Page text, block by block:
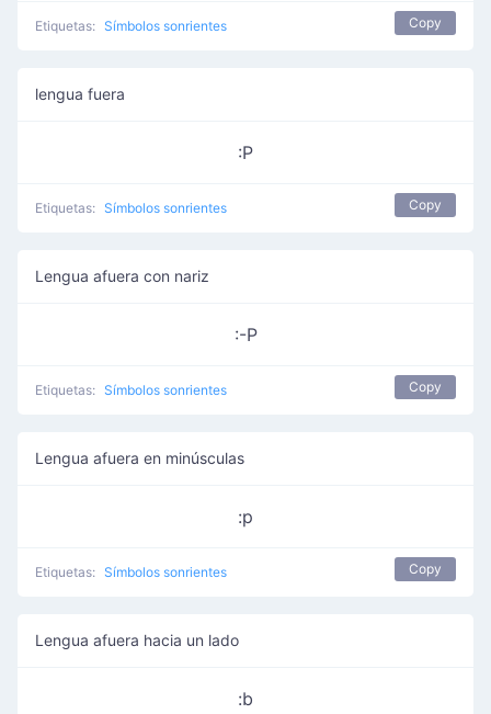
Etiquetas: Símbolos sonrientes Copy
lengua fuera
:P
Etiquetas: Símbolos sonrientes Copy
Lengua afuera con nariz
:-P
Etiquetas: Símbolos sonrientes Copy
Lengua afuera en minúsculas
:p
Etiquetas: Símbolos sonrientes Copy
Lengua afuera hacia un lado
:b